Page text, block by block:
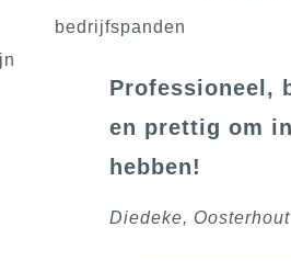
bedrijfspanden
Professioneel,
en prettig om
hebben!
Diedeke, Oosterhout